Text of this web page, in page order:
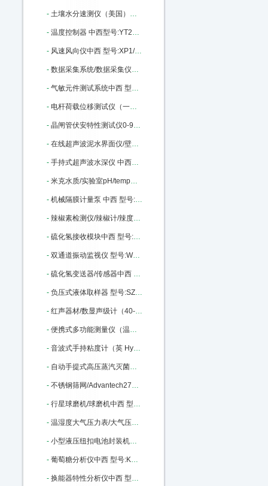
- 土壤水分速测仪（美国）中西 型号:YS22/TDR300库号：M223519
- 温度控制器 中西型号:YT26/YLD-6402WG库号：M368186
- 风速风向仪中西 型号:XP1/PH91/PH-SD1库号：M322920
- 数据采集系统/数据采集仪及分析软件（中西） 型号:ZX32/BZ7201库号：M242379
- 气敏元件测试系统中西 型号:WS-30A库号：M368882
- 电杆荷载位移测试仪（一屏）中西型号:WY18-170436库号：M170436
- 晶闸管伏安特性测试仪0-9000V 型号:KM1-DBC-021库号：M205309
- 在线超声波泥水界面仪/壁挂式超声泥水界面仪中西 型号:CQ01-MH-Y5A库号：M23018
- 手持式超声波水深仪 中西器材优势 50米 型号:CQ01-D130库号：M43497
- 米克水质/实验室pH/temp测定仪台式中西 型号:milwaukeech/MI151库号：M322177
- 机械隔膜计量泵 中西 型号:YL01-GM0170PQ1MNN库号：M369823
- 辣椒素检测仪/辣椒计/辣度计中西 型号:KJ-5LJA库号：M375922
- 硫化氢接收模块中西 型号:A14-24库号：M405946
- 双通道振动监视仪 型号:WSJ-B2 库号：M405962
- 硫化氢变送器/传感器中西 型号:A11-24-0050-1-1库号：M405967
- 负压式液体取样器 型号:SZ23/56496库号：M56496
- 红声器材/数显声级计（40-130DB,2型）中西 型号:JH8-HS5633库号：M322317
- 便携式多功能测量仪（温度·转速·大气压力）中西 型号:KM06-VT 210库号：M342410
- 音波式手持粘度计（英 Hydramotion）中西 型号:BH51-VL7-100B-d21-TS库号：M343903
- 自动手提式高压蒸汽灭菌器/ 中西型号:HC15-YXQ-LS-18SI库号：M369476
- 不锈钢筛网/Advantech270目53um中西 型号:375956库号：M375956
- 行星球磨机/球磨机中西 型号:TC06-XQM-4库号：M395264
- 温湿度大气压力表/大气压力计（带RS232接口）（中西器材） 型号:SO01/ZCYB-203库号：M398810
- 小型液压纽扣电池封装机（含拆卸模具封装模具） 型号:KJ01-MSK110库号：M400446
- 葡萄糖分析仪中西 型号:KX03-SBA-40C库号：M165227
- 换能器特性分析仪中西 型号:ZX-YPC260A库号：M176886